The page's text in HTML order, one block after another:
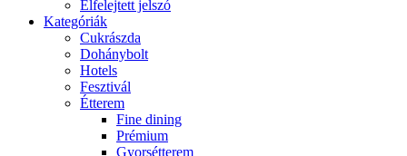
Elfelejtett jelszó
Kategóriák
Cukrászda
Dohánybolt
Hotels
Fesztivál
Étterem
Fine dining
Prémium
Gyorsétterem